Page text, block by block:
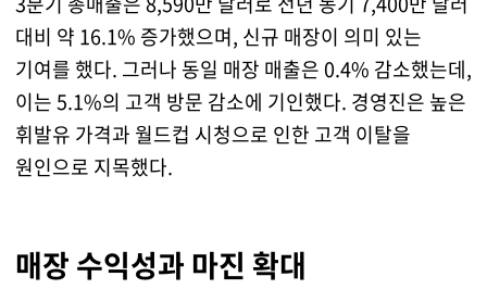
대비 약 16.1% 증가했으며, 신규 매장이 의미 있는
기여를 했다. 그러나 동일 매장 매출은 0.4% 감소했는데,
이는 5.1%의 고객 방문 감소에 기인했다. 경영진은 높은
휘발유 가격과 월드컵 시청으로 인한 고객 이탈을
원인으로 지목했다.
매장 수익성과 마진 확대